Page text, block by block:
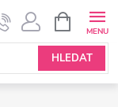
HLEDAT
NÁKUPNÍ
KOŠÍK